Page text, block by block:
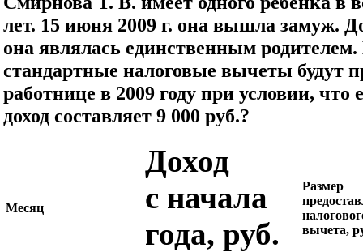
лет. 15 июня 2009 г. она вышла замуж.
она являлась единственным
стандартные налоговые вычеты будут
работнице в 2009 году при условии, что
доход составляет 9 000 руб.?
Месяц
Доход
с начала
года, руб.
Размер
вычета,